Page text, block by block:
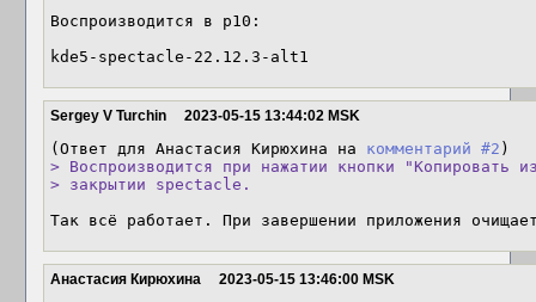
Воспроизводится в р10:
kde5-spectacle-22.12.3-alt1
Sergey V Turchin 2023-05-15 13:44:02 MSK
(Ответ для Анастасия Кирюхина на комментарий #2
> Воспроизводится при нажатии кнопки "Копировать
> закрытии spectacle.
Так всё работает. При завершении приложения
Анастасия Кирюхина 2023-05-15 13:46:00 MSK